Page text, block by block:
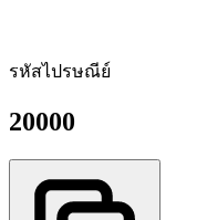
รหัสไปรษณีย์
20000